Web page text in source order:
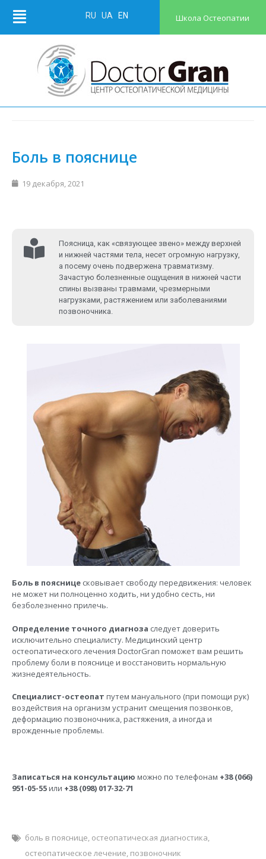
RU UA EN Школа Остеопатии
Боль в пояснице
19 декабря, 2021
Поясница, как «связующее звено» между верхней
и нижней частями тела, несет огромную нагрузку,
а посему очень подвержена травматизму.
Зачастую болезненные ощущения в нижней части
спины вызваны травмами, чрезмерными
нагрузками, растяжением или заболеваниями
позвоночника.
Боль в пояснице сковывает свободу передвижения: человек
не может ни полноценно ходить, ни удобно сесть, ни
безболезненно прилечь.
Определение точного диагноза следует доверить
исключительно специалисту. Медицинский центр
остеопатического лечения DoctorGran поможет вам решить
проблему боли в пояснице и восстановить нормальную
жизнедеятельность.
Специалист-остеопат путем мануального (при помощи рук)
воздействия на организм устранит смещения позвонков,
деформацию позвоночника, растяжения, а иногда и
врожденные проблемы.
Записаться на консультацию можно по телефонам +38 (066)
951-05-55или +38 (098) 017-32-71
боль в пояснице, остеопатическая диагностика,
остеопатическое лечение, позвоночник